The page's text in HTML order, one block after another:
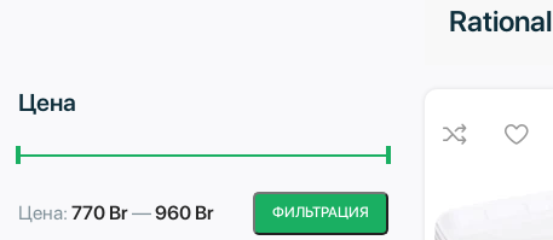
Цена
Минимальная
Максимальная
ФИЛЬТРАЦИЯ
Цена: 770 Br—960 Br
Rational